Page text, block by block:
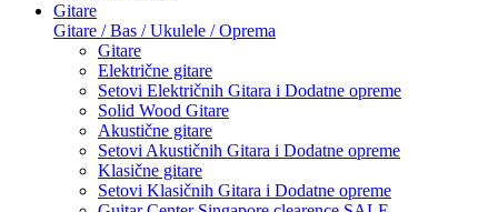
Gitare
Gitare / Bas / Ukulele / Oprema
Gitare
Električne gitare
Setovi Električnih Gitara i Dodatne opreme
Solid Wood Gitare
Akustične gitare
Setovi Akustičnih Gitara i Dodatne opreme
Klasične gitare
Setovi Klasičnih Gitara i Dodatne opreme